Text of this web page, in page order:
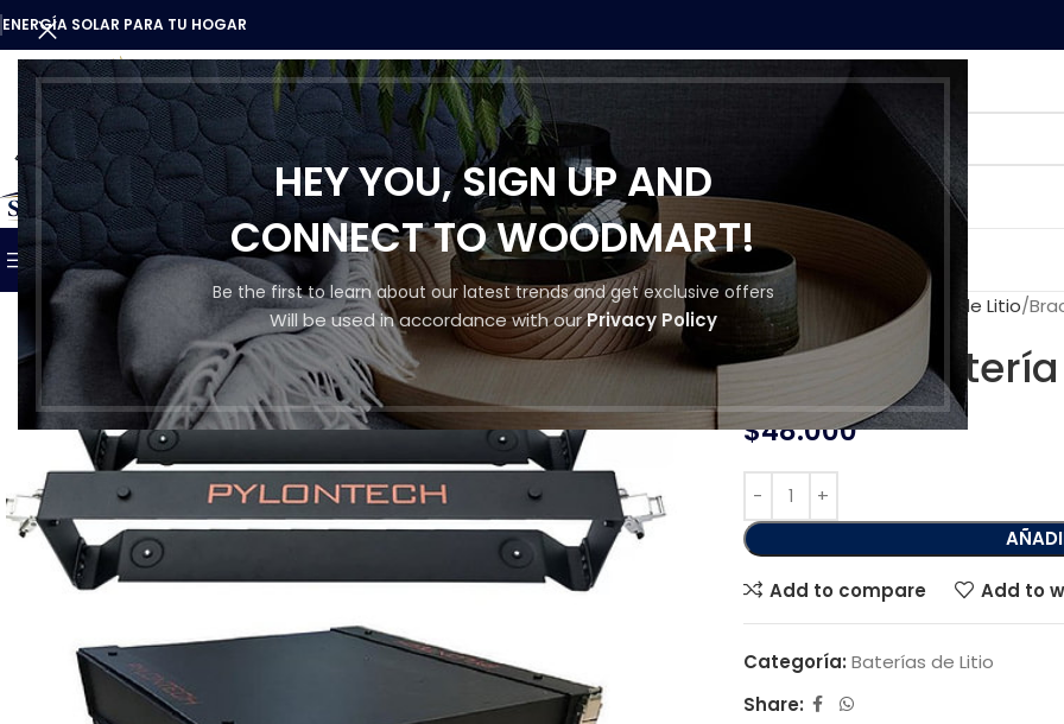
HEY YOU, SIGN UP AND
CONNECT TO WOODMART!
Be the first to learn about our latest trends and get exclusive offers
Will be used in accordance with ourPrivacy Policy
ENERGÍA SOLAR PARA TU HOGAR
CATEGORÍAS
NUESTROS PRODUCTOS INICIOTIENDAQUIENES SOMOSCONTACTO
Inicio Baterías Baterías de Litio
Bracket
$48.000
Add to compare Add to
Categoría: Baterías de Litio
Share: